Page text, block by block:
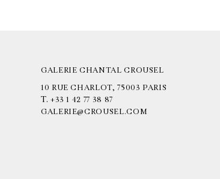
GALERIE CHANTAL CROUSEL
10 RUE CHARLOT, 75003 PARIS
T. +33 1 42 77 38 87
GALERIE@CROUSEL.COM